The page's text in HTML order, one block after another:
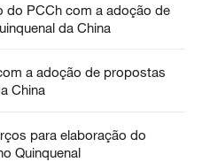
do PCCh com a adoção de
da China
a adoção de propostas
China
para elaboração do
Quinquenal